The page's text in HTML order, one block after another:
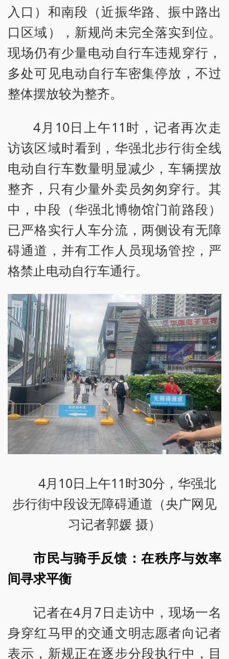
入口）和南段（近振华路、振中路出
口区域），新规尚未完全落实到位。
现场仍有少量电动自行车违规穿行，
多处可见电动自行车密集停放，不过
整体摆放较为整齐。
4月10日上午11时，记者再次走
访该区域时看到，华强北步行街全线
电动自行车数量明显减少，车辆摆放
整齐，只有少量外卖员匆匆穿行。其
中，中段（华强北博物馆门前路段）
已严格实行人车分流，两侧设有无障
碍通道，并有工作人员现场管控，严
格禁止电动自行车通行。
4月10日上午11时30分，华强北
步行街中段设无障碍通道（央广网见
习记者郭媛 摄）
市民与骑手反馈：在秩序与效率
间寻求平衡
记者在4月7日走访中，现场一名
身穿红马甲的交通文明志愿者向记者
表示，新规正在逐步分段执行中，目